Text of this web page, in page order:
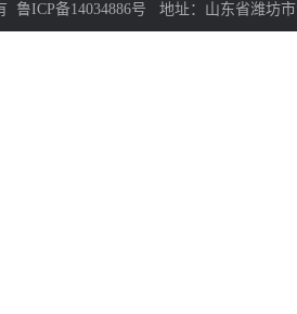
鲁ICP备14034886号 地址：山东省潍坊